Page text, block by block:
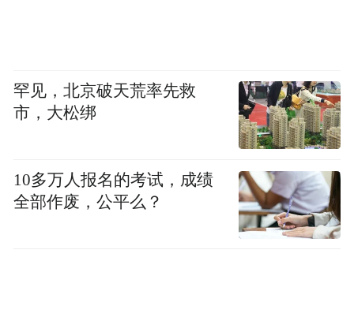
罕见，北京破天荒率先救
市，大松绑
10多万人报名的考试，成绩
全部作废，公平么？